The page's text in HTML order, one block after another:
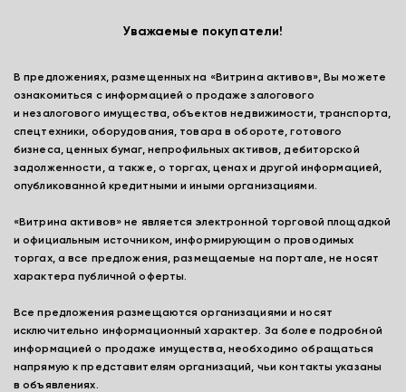
Уважаемые покупатели!
В предложениях, размещенных на «Витрина активов», Вы можете
ознакомиться с информацией о продаже залогового
и незалогового имущества, объектов недвижимости, транспорта,
спецтехники, оборудования, товара в обороте, готового
бизнеса, ценных бумаг, непрофильных активов, дебиторской
задолженности, а также, о торгах, ценах и другой информацией,
опубликованной кредитными и иными организациями.
«Витрина активов» не является электронной торговой площадкой
и официальным источником, информирующим о проводимых
торгах, а все предложения, размещаемые на портале, не носят
характера публичной оферты.
Все предложения размещаются организациями и носят
исключительно информационный характер. За более подробной
информацией о продаже имущества, необходимо обращаться
напрямую к представителям организаций, чьи контакты указаны
в объявлениях.